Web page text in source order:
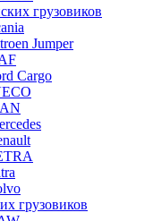
грузовиков
Jumper
Cargo
грузовиков